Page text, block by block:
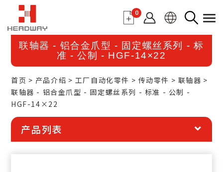
0
联轴器 - 铝合金爪型 - 固定螺丝系列 - 标
准 - 公制 - HGF-14×22
首页 产品介绍 工厂自动化零件 传动零件
联轴器
联轴器 - 铝合金爪型 - 固定螺丝系列 - 标准 - 公制 -
HGF-14×22
产品列表